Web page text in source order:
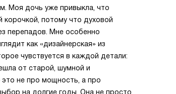
Моя дочь уже привыкла, что
потому что духовой
перепадов. Мне особенно
как «дизайнерская» из
чувствуется в каждой детали:
от старой, шумной и
не про мощность, а про
на долгие годы. Она не просто